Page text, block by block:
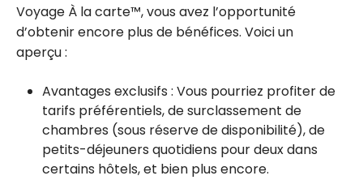
Voyage À la carte™, vous avez l’opportunité
d’obtenir encore plus de bénéfices. Voici un
aperçu :
Avantages exclusifs : Vous pourriez profiter de
tarifs préférentiels, de surclassement de
chambres (sous réserve de disponibilité), de
petits-déjeuners quotidiens pour deux dans
certains hôtels, et bien plus encore.